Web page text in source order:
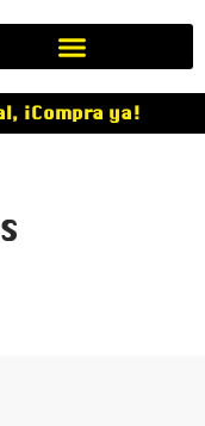
¡Compra ya!